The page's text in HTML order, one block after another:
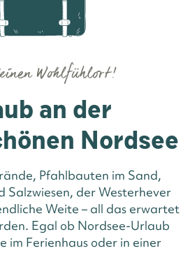
an der
Nordsee
Wohlfühlort!
Pfahlbauten im Sand,
Salzwiesen, der Westerhever
Weite – all das erwartet
Egal ob Nordsee-Urlaub
im Ferienhaus oder in einer